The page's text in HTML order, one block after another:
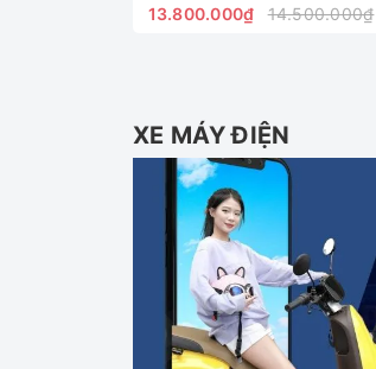
13.800.000₫
14.500.000₫
XE MÁY ĐIỆN